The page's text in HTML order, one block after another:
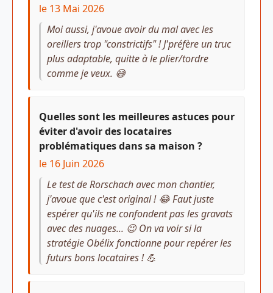
le 13 Mai 2026
Moi aussi, j'avoue avoir du mal avec les
oreillers trop "constrictifs" ! J'préfère un truc
plus adaptable, quitte à le plier/tordre
comme je veux. 😅
Quelles sont les meilleures astuces pour
éviter d'avoir des locataires
problématiques dans sa maison ?
le 16 Juin 2026
Le test de Rorschach avec mon chantier,
j'avoue que c'est original ! 😂 Faut juste
espérer qu'ils ne confondent pas les gravats
avec des nuages... 😉 On va voir si la
stratégie Obélix fonctionne pour repérer les
futurs bons locataires ! 💪